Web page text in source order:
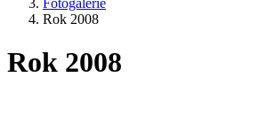
Fotogalerie
Rok 2008
Rok 2008